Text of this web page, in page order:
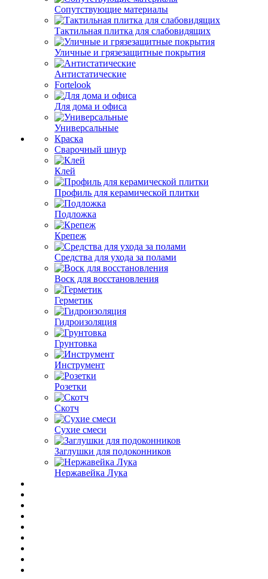
Сопутствующие материалы
Тактильная плитка для слабовидящих
Уличные и грязезащитные покрытия
Антистатические
Fortelook
Для дома и офиса
Универсальные
Краска
Сварочный шнур
Клей
Профиль для керамической плитки
Подложка
Крепеж
Средства для ухода за полами
Воск для восстановления
Герметик
Гидроизоляция
Грунтовка
Инструмент
Розетки
Скотч
Сухие смеси
Заглушки для подоконников
Нержавейка Лука